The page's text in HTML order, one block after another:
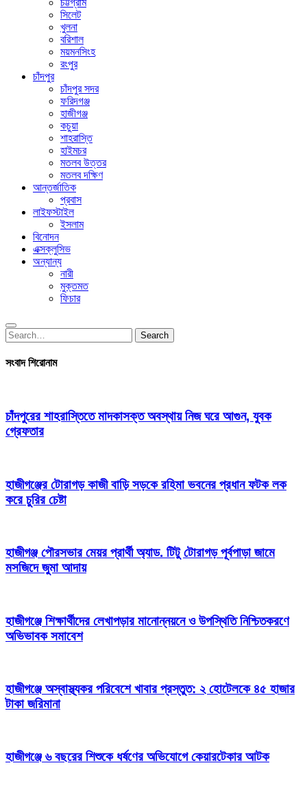
চট্টগ্রাম
সিলেট
খুলনা
বরিশাল
ময়মনসিংহ
রংপুর
চাঁদপুর
চাঁদপুর সদর
ফরিদগঞ্জ
হাজীগঞ্জ
কচুয়া
শাহরাস্তি
হাইমচর
মতলব উত্তর
মতলব দক্ষিণ
আন্তর্জাতিক
প্রবাস
লাইফস্টাইল
ইসলাম
বিনোদন
এক্সক্লুসিভ
অন্যান্য
নারী
মুক্তমত
ফিচার
Search
for:
Search
সংবাদ শিরোনাম
চাঁদপুরের শাহরাস্তিতে মাদকাসক্ত অবস্থায় নিজ ঘরে আগুন, যুবক
গ্রেফতার
হাজীগঞ্জের টোরাগড় কাজী বাড়ি সড়কে রহিমা ভবনের প্রধান ফটক লক
করে চুরির চেষ্টা
হাজীগঞ্জ পৌরসভার মেয়র প্রার্থী অ্যাড. টিটু টোরাগড় পূর্বপাড়া জামে
মসজিদে জুমা আদায়
হাজীগঞ্জে শিক্ষার্থীদের লেখাপড়ার মানোন্নয়নে ও উপস্থিতি নিশ্চিতকরণে
অভিভাবক সমাবেশ
হাজীগঞ্জে অস্বাস্থ্যকর পরিবেশে খাবার প্রস্তুত: ২ হোটেলকে ৪৫ হাজার
টাকা জরিমানা
হাজীগঞ্জে ৬ বছরের শিশুকে ধর্ষণের অভিযোগে কেয়ারটেকার আটক